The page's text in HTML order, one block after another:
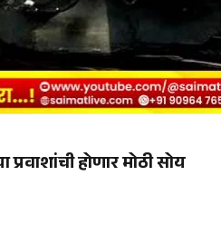
होणार मोठी सोय